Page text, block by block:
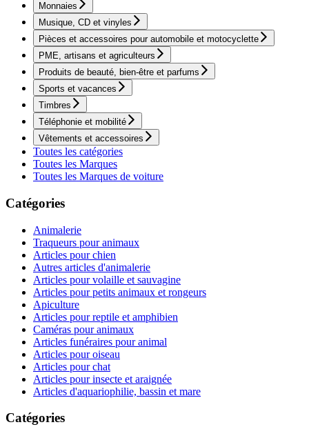
Monnaies
Musique, CD et vinyles
Pièces et accessoires pour automobile et motocyclette
PME, artisans et agriculteurs
Produits de beauté, bien-être et parfums
Sports et vacances
Timbres
Téléphonie et mobilité
Vêtements et accessoires
Toutes les catégories
Toutes les Marques
Toutes les Marques de voiture
Catégories
Animalerie
Traqueurs pour animaux
Articles pour chien
Autres articles d'animalerie
Articles pour volaille et sauvagine
Articles pour petits animaux et rongeurs
Apiculture
Articles pour reptile et amphibien
Caméras pour animaux
Articles funéraires pour animal
Articles pour oiseau
Articles pour chat
Articles pour insecte et araignée
Articles d'aquariophilie, bassin et mare
Catégories